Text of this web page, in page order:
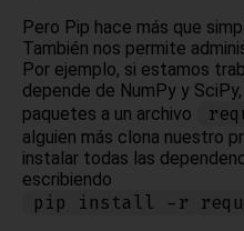
Pero Pip hace más que
También nos permite
Por ejemplo, si estamos
depende de NumPy y
paquetes a un archivo
alguien más clona nuestro
instalar todas las
escribiendo
pip install -r